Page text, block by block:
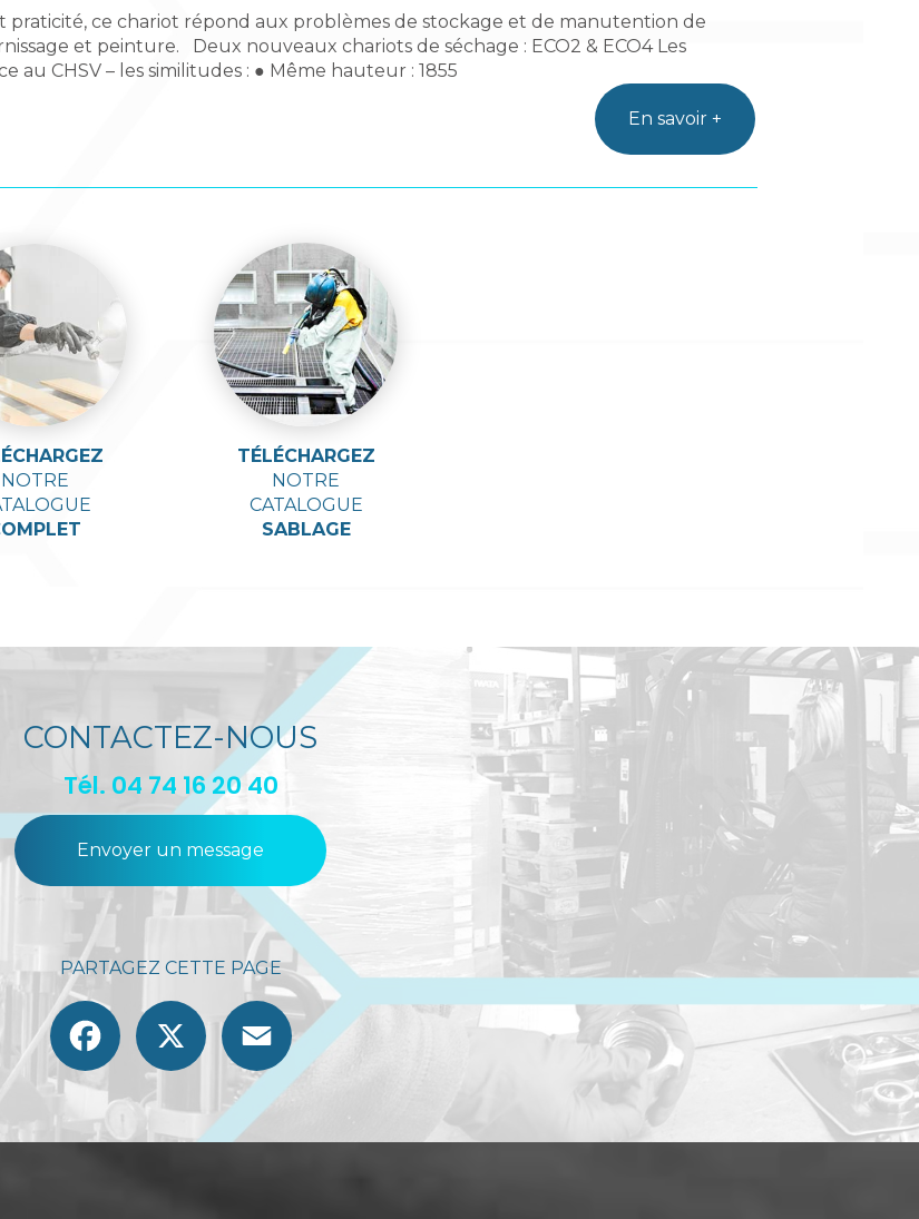
praticité, ce chariot répond aux problèmes de stockage et de manutention de
et peinture. Deux nouveaux chariots de séchage : ECO2 & ECO4 Les
au CHSV – les similitudes : ● Même hauteur : 1855
En savoir +
NOTRE
TÉLÉCHARGEZ
NOTRE
CATALOGUE
SABLAGE
CONTACTEZ-NOUS
Tél. 04 74 16 20 40
Envoyer un message
PARTAGEZ CETTE PAGE
Facebook
Email